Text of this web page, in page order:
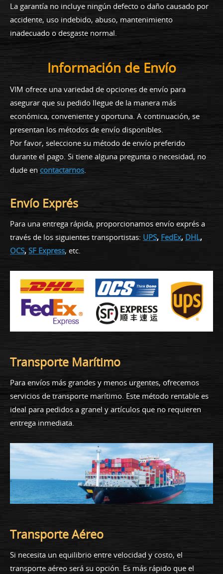
La garantía no incluye ningún defecto o daño causado por
accidente, uso indebido, abuso, mantenimiento
inadecuado o desgaste normal.
Información de Envío
VIM ofrece una variedad de opciones de envío para
asegurar que su pedido llegue de la manera más
económica, conveniente y oportuna. A continuación, se
presentan los métodos de envío disponibles.
Por favor, seleccione su método de envío preferido
durante el pago. Si tiene alguna pregunta o necesidad, no
dude en contactarnos
Envío Exprés
Para una entrega rápida, proporcionamos envío exprés a
través de los siguientes transportistas: UPS, FedEx, DHL,
OCS, SF Express, etc.
Transporte Marítimo
Para envíos más grandes y menos urgentes, ofrecemos
servicios de transporte marítimo. Este método rentable es
ideal para pedidos a granel y artículos que no requieren
entrega inmediata.
Transporte Aéreo
Si necesita un equilibrio entre velocidad y costo, el
transporte aéreo será su opción. Es más rápido que el